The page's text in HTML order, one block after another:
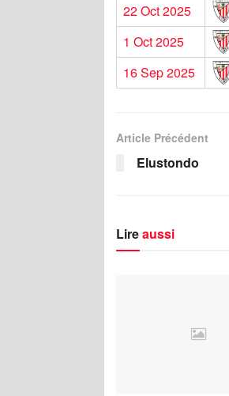
22 Oct 2025
1 Oct 2025
16 Sep 2025
Article Précédent
Elustondo
Lireaussi